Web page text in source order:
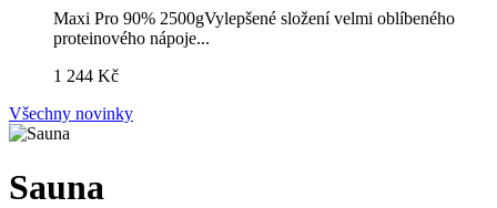
Maxi Pro 90% 2500gVylepšené složení velmi oblíbeného
proteinového nápoje...
1 244 Kč
Všechny novinky
Sauna